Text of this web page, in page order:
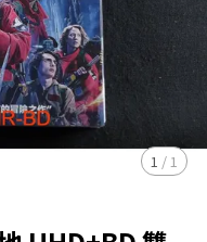
1 / 1